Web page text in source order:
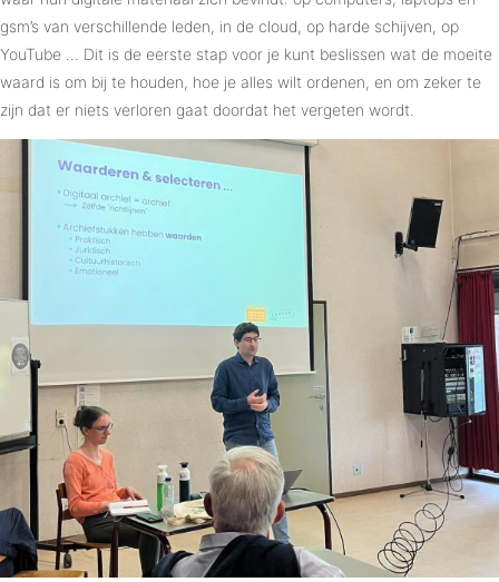
gsm’s van verschillende leden, in de cloud, op harde schijven, op
YouTube … Dit is de eerste stap voor je kunt beslissen wat de moeite
waard is om bij te houden, hoe je alles wilt ordenen, en om zeker te
zijn dat er niets verloren gaat doordat het vergeten wordt.